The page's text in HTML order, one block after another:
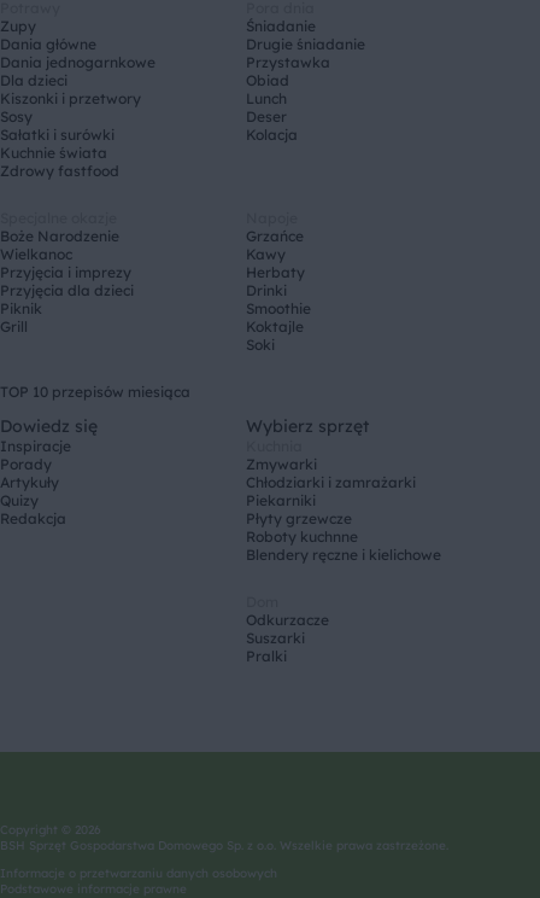
Zupy
Dania główne
Dania jednogarnkowe
Dla dzieci
Kiszonki i przetwory
Sosy
Sałatki i surówki
Kuchnie świata
Zdrowy fastfood
Śniadanie
Drugie śniadanie
Przystawka
Obiad
Lunch
Deser
Kolacja
Boże Narodzenie
Wielkanoc
Przyjęcia i imprezy
Przyjęcia dla dzieci
Piknik
Grill
Grzańce
Kawy
Herbaty
Drinki
Smoothie
Koktajle
Soki
TOP 10 przepisów miesiąca
Dowiedz się
Inspiracje
Porady
Artykuły
Quizy
Redakcja
Wybierz sprzęt
Zmywarki
Chłodziarki i zamrażarki
Piekarniki
Płyty grzewcze
Roboty kuchnne
Blendery ręczne i kielichowe
Odkurzacze
Suszarki
Pralki
Copyright © 2026
BSH Sprzęt Gospodarstwa Domowego Sp. z o.o. Wszelkie prawa zastrzeżone.
Informacje o przetwarzaniu danych osobowych
Podstawowe informacje prawne